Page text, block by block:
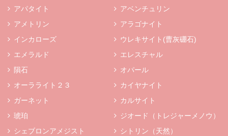
アパタイト
アベンチュリン
アメトリン
アラゴナイト
インカローズ
ウレキサイト(曹灰硼石)
エメラルド
エレスチャル
隕石
オパール
オーラライト２３
カイヤナイト
ガーネット
カルサイト
琥珀
ジオード（トレジャーメノウ）
シェブロンアメジスト
シトリン（天然）